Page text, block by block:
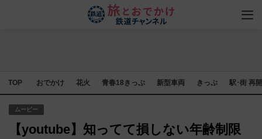
TOP おでかけ 花火 青春18きっぷ 新型車両 きっぷ 駅･街 再
ムービー
【youtube】知ってて損しない年齢制限